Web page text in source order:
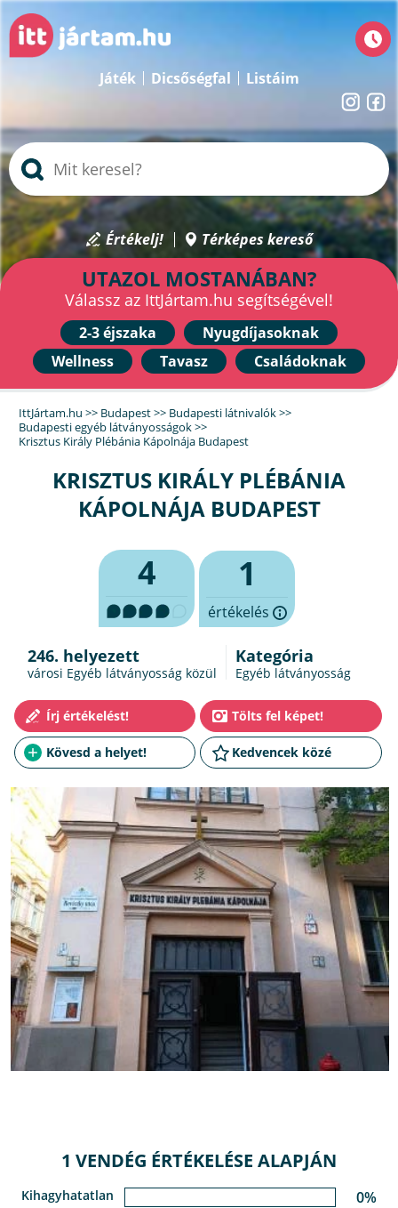
Játék Dicsőségfal Listáim
Értékelj! Térképes kereső
UTAZOL MOSTANÁBAN?
Válassz az IttJártam.hu segítségével!
2-3 éjszaka
Nyugdíjasoknak
Wellness
Tavasz Családoknak
IttJártam.hu >> Budapest>> Budapesti látnivalók>>
Budapesti egyéb látványosságok>>
Krisztus Király Plébánia Kápolnája Budapest
KRISZTUS KIRÁLY PLÉBÁNIA
KÁPOLNÁJA BUDAPEST
4 1
értékelés
246. helyezett
városi Egyéb látványosság közül
Kategória
Egyéb látványosság
1 VENDÉG ÉRTÉKELÉSE ALAPJÁN
Kihagyhatatlan 0%